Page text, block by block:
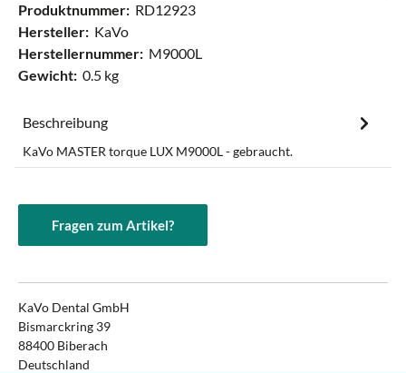
Produktnummer: RD12923
Hersteller: KaVo
Herstellernummer: M9000L
Gewicht: 0.5 kg
Beschreibung
KaVo MASTER torque LUX M9000L - gebraucht.
Fragen zum Artikel?
KaVo Dental GmbH
Bismarckring 39
88400 Biberach
Deutschland